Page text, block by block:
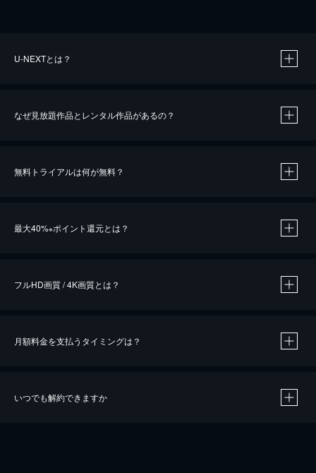
U-NEXTとは？
なぜ見放題作品とレンタル作品があるの？
無料トライアルは何が無料？
最大40%※ポイント還元とは？
※40％ポイント還元の対象は、クレジットカード決済による作品の購入 / レンタルです。
iOSアプリのUコイン決済による作品の購入 / レンタルは、20％のポイント還元です。
フルHD画質 / 4K画質とは？
月額料金を支払うタイミングは？
いつでも解約できますか